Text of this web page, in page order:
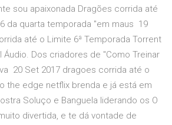
sou apaixonada Dragões corrida até
da quarta temporada "em maus 19
até o Limite 6ª Temporada Torrent
Áudio. Dos criadores de "Como Treinar
20 Set 2017 dragoes corrida até o
the edge netflix brenda e já está em
Soluço e Banguela liderando os O
divertida, e te dá vontade de